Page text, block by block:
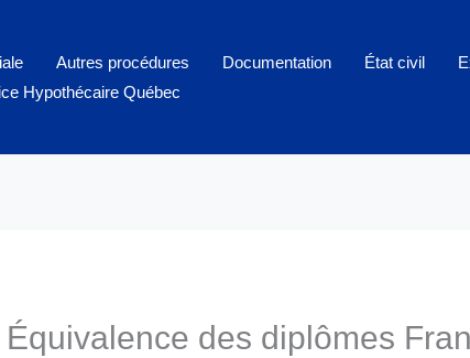
Autres procédures Documentation État civil
Hypothécaire Québec
Équivalence des diplômes